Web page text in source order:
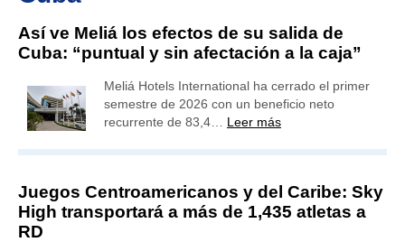
Así ve Meliá los efectos de su salida de
Cuba: “puntual y sin afectación a la caja”
Meliá Hotels International ha cerrado el primer
semestre de 2026 con un beneficio neto
recurrente de 83,4… Leer más
Juegos Centroamericanos y del Caribe: Sky
High transportará a más de 1,435 atletas a
RD